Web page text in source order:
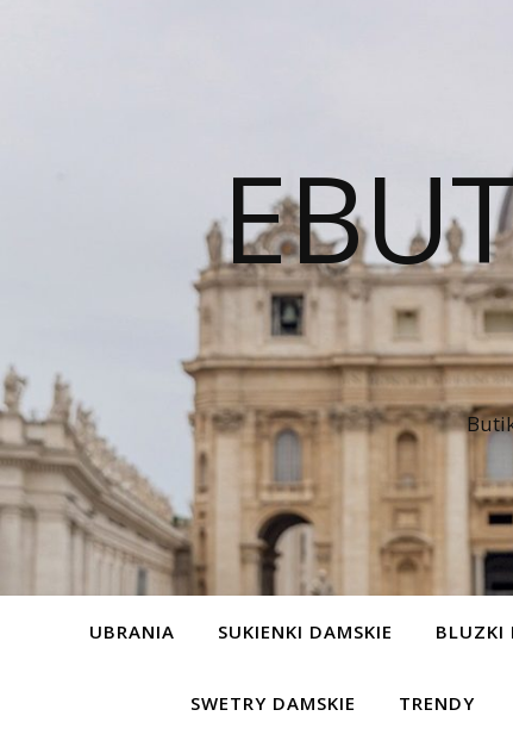
UBRANIA SUKIENKI DAMSKIE BLUZKI
SWETRY DAMSKIE TRENDY